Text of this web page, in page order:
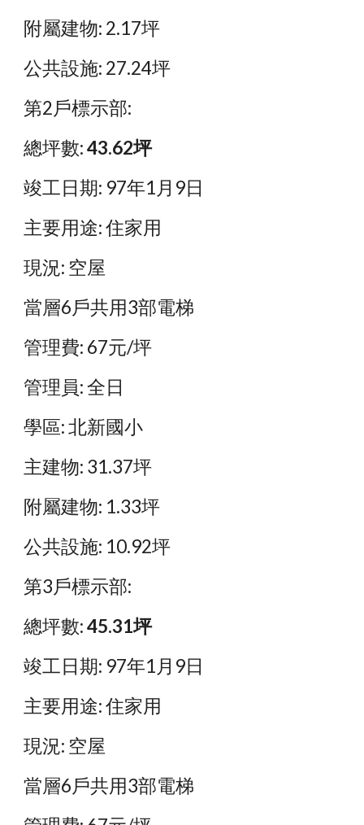
附屬建物: 2.17坪
公共設施: 27.24坪
第2戶標示部:
總坪數: 43.62坪
竣工日期: 97年1月9日
主要用途: 住家用
現況: 空屋
當層6戶共用3部電梯
管理費: 67元/坪
管理員: 全日
學區: 北新國小
主建物: 31.37坪
附屬建物: 1.33坪
公共設施: 10.92坪
第3戶標示部:
總坪數: 45.31坪
竣工日期: 97年1月9日
主要用途: 住家用
現況: 空屋
當層6戶共用3部電梯